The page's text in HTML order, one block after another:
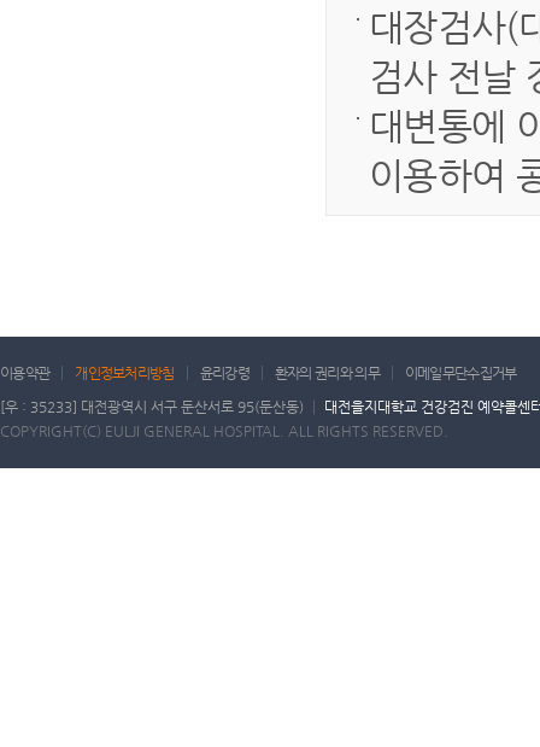
대장검사(
검사 전날
대변통에
이용하여
이용약관 개인정보처리방침 윤리강령 환자의 권리와 의무
이메일무단수집거부
[우 : 35233] 대전광역시 서구 둔산서로 95(둔산동) │ 대전을지대학교 건강검진 예약콜
COPYRIGHT(C) EULJI GENERAL HOSPITAL. ALL RIGHTS RESERVED.